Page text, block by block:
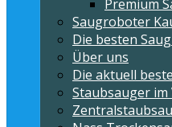
Premium
Saugroboter
Die besten
Über uns
Die aktuell
Staubsauger im